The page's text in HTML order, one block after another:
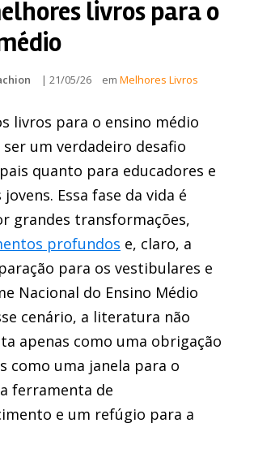
livros para o
| 21/05/26 em Melhores Livros
livros para o ensino médio
ser um verdadeiro desafio
quanto para educadores e
Essa fase da vida é
grandes transformações,
profundos e, claro, a
para os vestibulares e
Nacional do Ensino Médio
cenário, a literatura não
apenas como uma obrigação
como uma janela para o
ferramenta de
e um refúgio para a